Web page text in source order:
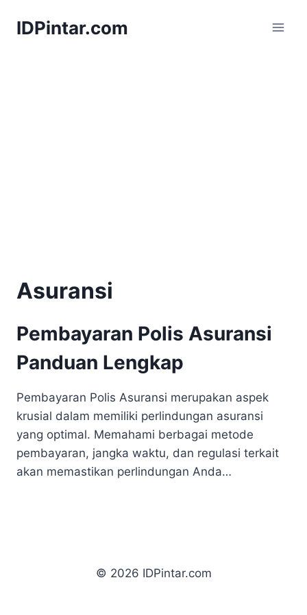
IDPintar.com
Asuransi
Pembayaran Polis Asuransi
Panduan Lengkap
Pembayaran Polis Asuransi merupakan aspek
krusial dalam memiliki perlindungan asuransi
yang optimal. Memahami berbagai metode
pembayaran, jangka waktu, dan regulasi terkait
akan memastikan perlindungan Anda…
© 2026 IDPintar.com